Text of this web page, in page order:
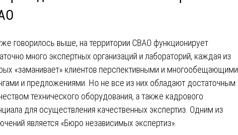
говорилось выше, на территории СВАО функционирует
много экспертных организаций и лабораторий, каждая из
«заманивает» клиентов перспективными и многообещающими
и предложениями. Но не все из них обладают достаточным
технического оборудования, а также кадрового
для осуществления качественных экспертиз. Одним из
является «Бюро независимых экспертиз».